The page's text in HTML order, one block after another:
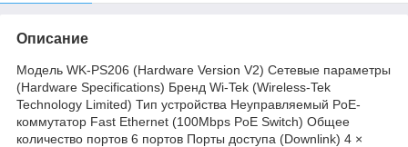
Описание
Модель WK-PS206 (Hardware Version V2) Сетевые параметры
(Hardware Specifications) Бренд Wi-Tek (Wireless-Tek
Technology Limited) Тип устройства Неуправляемый PoE-
коммутатор Fast Ethernet (100Mbps PoE Switch) Общее
количество портов 6 портов Порты доступа (Downlink) 4 ×